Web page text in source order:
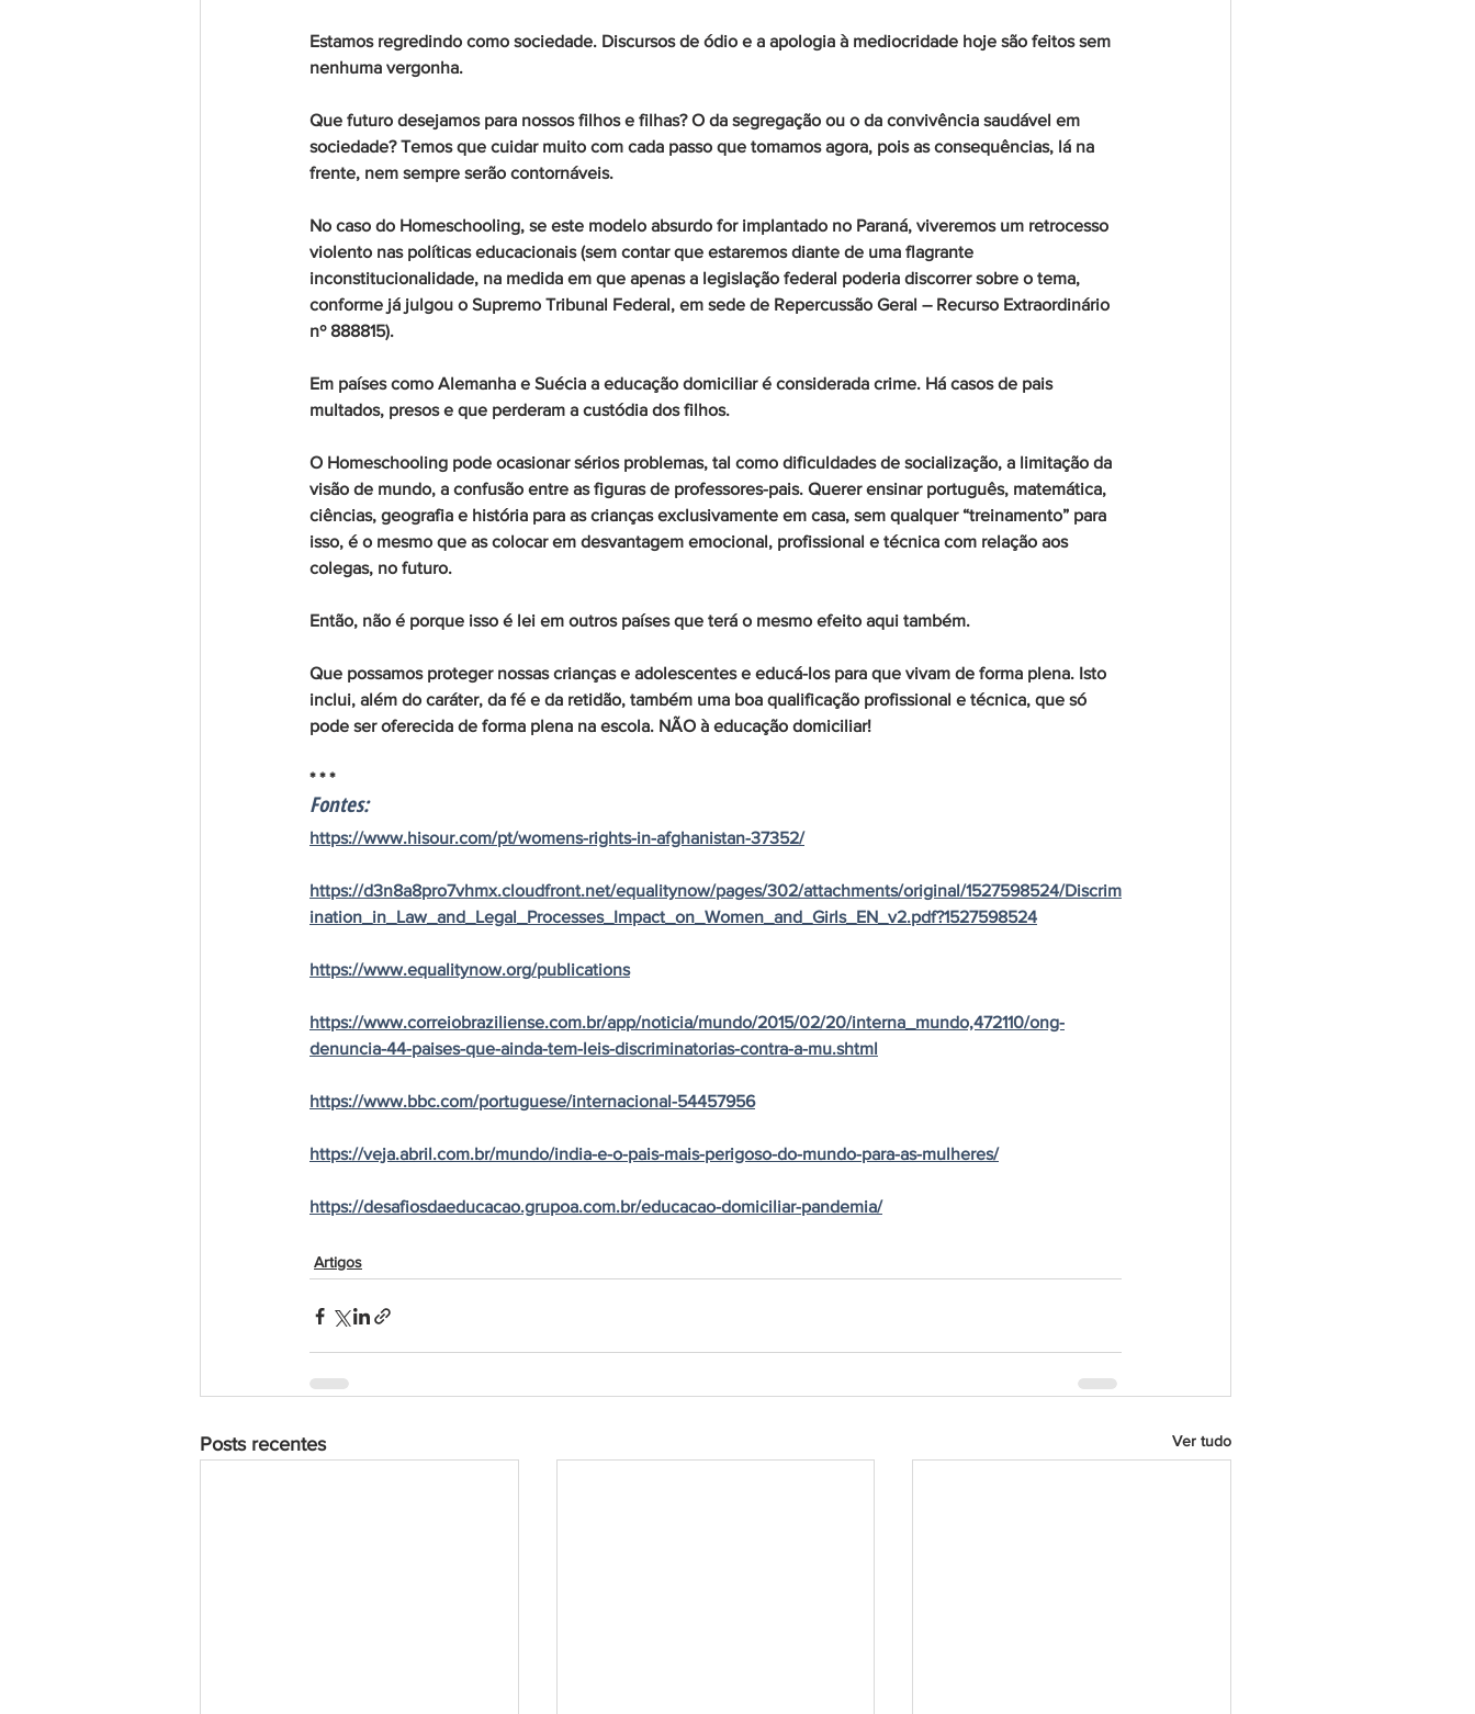
Estamos regredindo como sociedade. Discursos de ódio e a apologia à mediocridade hoje são feitos sem
nenhuma vergonha.
Que futuro desejamos para nossos filhos e filhas? O da segregação ou o da convivência saudável em
sociedade? Temos que cuidar muito com cada passo que tomamos agora, pois as consequências, lá na
frente, nem sempre serão contornáveis.
No caso do Homeschooling, se este modelo absurdo for implantado no Paraná, viveremos um retrocesso
violento nas políticas educacionais (sem contar que estaremos diante de uma flagrante
inconstitucionalidade, na medida em que apenas a legislação federal poderia discorrer sobre o tema,
conforme já julgou o Supremo Tribunal Federal, em sede de Repercussão Geral – Recurso Extraordinário
nº 888815).
Em países como Alemanha e Suécia a educação domiciliar é considerada crime. Há casos de pais
multados, presos e que perderam a custódia dos filhos.
O Homeschooling pode ocasionar sérios problemas, tal como dificuldades de socialização, a limitação da
visão de mundo, a confusão entre as figuras de professores-pais. Querer ensinar português, matemática,
ciências, geografia e história para as crianças exclusivamente em casa, sem qualquer “treinamento” para
isso, é o mesmo que as colocar em desvantagem emocional, profissional e técnica com relação aos
colegas, no futuro.
Então, não é porque isso é lei em outros países que terá o mesmo efeito aqui também.
Que possamos proteger nossas crianças e adolescentes e educá-los para que vivam de forma plena. Isto
inclui, além do caráter, da fé e da retidão, também uma boa qualificação profissional e técnica, que só
pode ser oferecida de forma plena na escola. NÃO à educação domiciliar!
* * *
Fontes:
https://www.hisour.com/pt/womens-rights-in-afghanistan-37352/
https://d3n8a8pro7vhmx.cloudfront.net/equalitynow/pages/302/attachments/original/1527598524/Discrim
ination_in_Law_and_Legal_Processes_Impact_on_Women_and_Girls_EN_v2.pdf?1527598524
https://www.equalitynow.org/publications
https://www.correiobraziliense.com.br/app/noticia/mundo/2015/02/20/interna_mundo,472110/ong-
denuncia-44-paises-que-ainda-tem-leis-discriminatorias-contra-a-mu.shtml
https://www.bbc.com/portuguese/internacional-54457956
https://veja.abril.com.br/mundo/india-e-o-pais-mais-perigoso-do-mundo-para-as-mulheres/
https://desafiosdaeducacao.grupoa.com.br/educacao-domiciliar-pandemia/
Artigos
Posts recentes Ver tudo